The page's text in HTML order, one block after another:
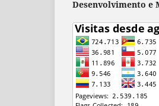
Desenvolvimento e